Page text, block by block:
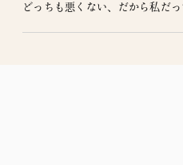
どっちも悪くない、だから私だ